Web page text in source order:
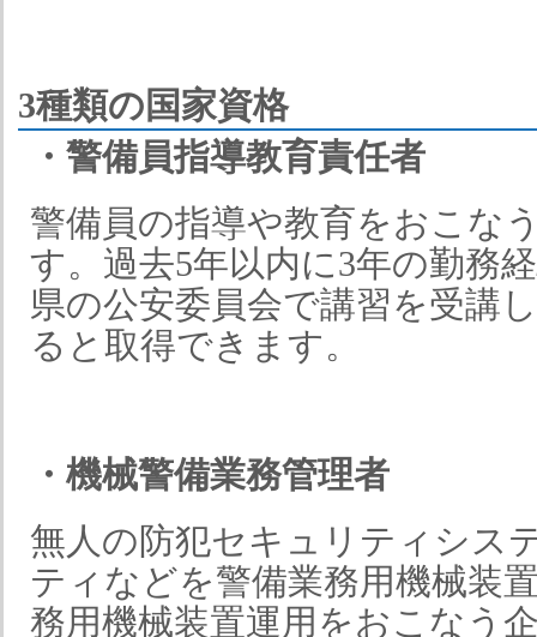
3種類の国家資格
・警備員指導教育責任者
警備員の指導や教育をおこな
す。過去5年以内に3年の勤務
県の公安委員会で講習を受講
ると取得できます。
・機械警備業務管理者
無人の防犯セキュリティシス
ティなどを警備業務用機械装
務用機械装置運用をおこなう